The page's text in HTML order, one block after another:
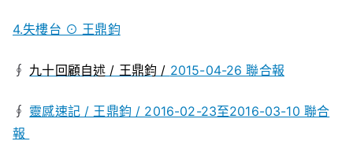
4.失樓台 ⊙ 王鼎鈞
∮ 九十回顧自述 / 王鼎鈞 / 2015-04-26 聯合報
∮ 靈感速記 / 王鼎鈞 / 2016-02-23至2016-03-10 聯合
報